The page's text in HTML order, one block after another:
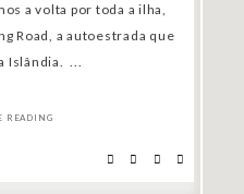
a volta por toda a ilha,
Road, a autoestrada que
Islândia. ...
READING